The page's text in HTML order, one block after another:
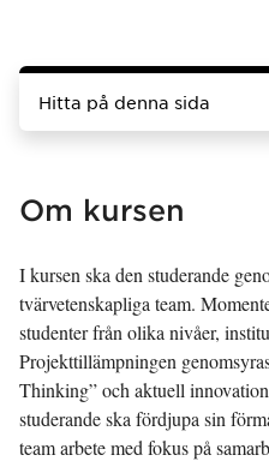
Hitta på denna sida
Om kursen
I kursen ska den studerande
tvärvetenskapliga team.
studenter från olika nivåer,
Projekttillämpningen
Thinking” och aktuell
studerande ska fördjupa sin
team arbete med fokus på